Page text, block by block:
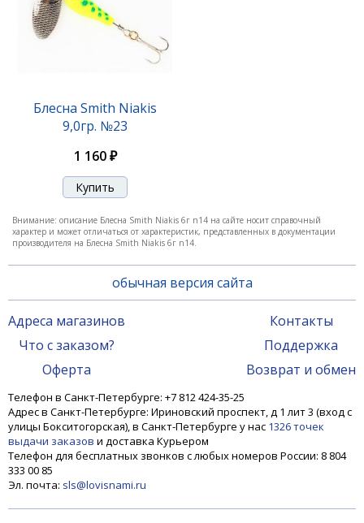
Блесна Smith Niakis 12,0гр. №23
1 200 ₽
Блесна Smith Niakis
9,0гр. №23
1 160 ₽
Внимание: описание Блесна Smith Niakis 6г n14 на сайте носит справочный
характер и может отличаться от характеристик, представленных в документации
производителя на Блесна Smith Niakis 6г n14.
обычная версия сайта
Адреса магазинов
Что с заказом?
Оферта
Контакты
Поддержка
Возврат и обмен
Телефон в Санкт-Петербурге: +7 812 424-35-25
Адрес в Санкт-Петербурге: Ириновский проспект, д 1 лит 3 (вход с
улицы Бокситогорская), в Санкт-Петербурге у нас 1326 точек
выдачи заказов и доставка Курьером
Телефон для бесплатных звонков с любых номеров России: 8 804
333 00 85
Эл. почта: sls@lovisnami.ru